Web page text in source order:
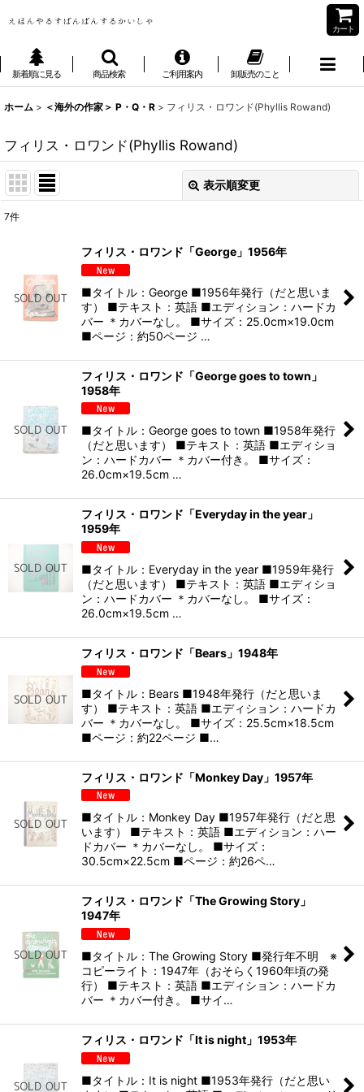
カート
新着順に見る 商品検索 ご利用案内 卸販売のこと
ホーム > ＜海外の作家＞ P・Q・R > フィリス・ロワンド(Phyllis Rowand)
フィリス・ロワンド(Phyllis Rowand)
表示順変更
並び順:
絞り込む
7件
フィリス・ロワンド「George」1956年
■タイトル：George ■1956年発行（だと思いま
す） ■テキスト：英語 ■エディション：ハードカ
バー ＊カバーなし。 ■サイズ：25.0cm×19.0cm
■ページ：約50ページ …
フィリス・ロワンド「George goes to town」
1958年
■タイトル：George goes to town ■1958年発行
（だと思います） ■テキスト：英語 ■エディショ
ン：ハードカバー ＊カバー付き。 ■サイズ：
26.0cm×19.5cm …
フィリス・ロワンド「Everyday in the year」
1959年
■タイトル：Everyday in the year ■1959年発行
（だと思います） ■テキスト：英語 ■エディショ
ン：ハードカバー ＊カバーなし。 ■サイズ：
26.0cm×19.5cm …
フィリス・ロワンド「Bears」1948年
■タイトル：Bears ■1948年発行（だと思いま
す） ■テキスト：英語 ■エディション：ハードカ
バー ＊カバーなし。 ■サイズ：25.5cm×18.5cm
■ページ：約22ページ ■…
フィリス・ロワンド「Monkey Day」1957年
■タイトル：Monkey Day ■1957年発行（だと思
います） ■テキスト：英語 ■エディション：ハー
ドカバー ＊カバーなし。 ■サイズ：
30.5cm×22.5cm ■ページ：約26ペ…
フィリス・ロワンド「The Growing Story」
1947年
■タイトル：The Growing Story ■発行年不明 ※
コピーライト：1947年（おそらく1960年頃の発
行） ■テキスト：英語 ■エディション：ハードカ
バー ＊カバー付き。 ■サイ…
フィリス・ロワンド「It is night」1953年
■タイトル：It is night ■1953年発行（だと思い